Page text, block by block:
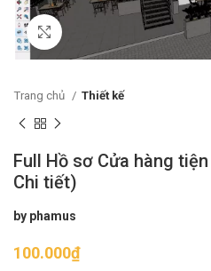
Click to enlarge
Trang chủ Thiết kế
Full Hồ sơ Cửa hàng
Chi tiết)
by phamus
100.000₫